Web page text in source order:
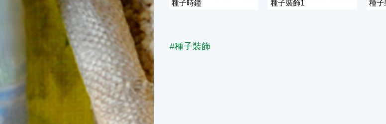
種子時鐘 種子裝飾1 種子
#種子裝飾